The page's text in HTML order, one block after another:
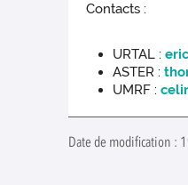
Contacts :
URTAL :
ASTER :
UMRF :
Date de modification :